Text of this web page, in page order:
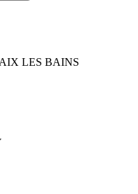
AIX LES BAINS